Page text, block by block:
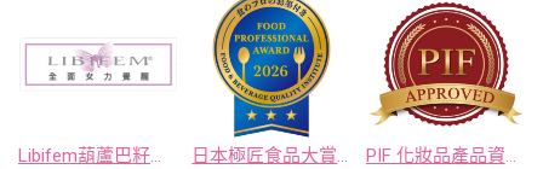
Libifem葫蘆巴籽萃取物 日本極匠食品大賞申請 PIF 化妝品產品資訊檔案服務